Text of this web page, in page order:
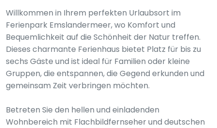
Willkommen in Ihrem perfekten Urlaubsort im
Ferienpark Emslandermeer, wo Komfort und
Bequemlichkeit auf die Schönheit der Natur treffen.
Dieses charmante Ferienhaus bietet Platz für bis zu
sechs Gäste und ist ideal für Familien oder kleine
Gruppen, die entspannen, die Gegend erkunden und
gemeinsam Zeit verbringen möchten.
Betreten Sie den hellen und einladenden
Wohnbereich mit Flachbildfernseher und deutschen